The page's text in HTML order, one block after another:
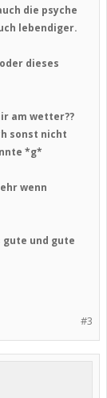
die psyche
lebendiger.
dieses
am wetter??
sonst nicht
*g*
wenn
und gute
#3